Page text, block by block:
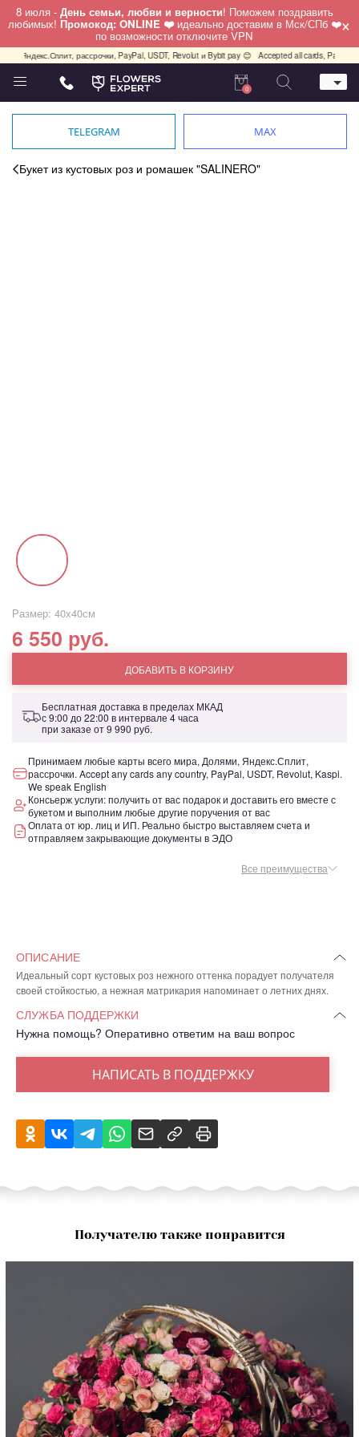
8 июля - День семьи, любви и верности! Поможем поздравить
любимых! Промокод: ONLINE ❤️ идеально доставим в Мск/СПб ❤️
по возможности отключите VPN ×
рассрочки, PayPal, USDT, Revolut и Bybit pay 😊 Accepted all cards, PayPal, USDT,
Телефон
+7 (495) 982-55-05
0
TELEGRAM MAX
Букет из кустовых роз и ромашек "SALINERO"
Размер: 40х40см
6 550 руб.
ДОБАВИТЬ В КОРЗИНУ
Бесплатная доставка в пределах МКАД
с 9:00 до 22:00 в интервале 4 часа
при заказе от9 990 руб.
Принимаем любые карты всего мира, Долями, Яндекс.Сплит,
рассрочки. Accept any cards any country, PayPal, USDT, Revolut, Kaspi.
We speak English
Консьерж услуги: получить от вас подарок и доставить его вместе с
букетом и выполним любые другие поручения от вас
Оплата от юр. лиц и ИП. Реально быстро выставляем счета и
отправляем закрывающие документы в ЭДО
Все преимущества
ОПИСАНИЕ
Идеальный сорт кустовых роз нежного оттенка порадует получателя
своей стойкостью, а нежная матрикария напоминает о летних днях.
СЛУЖБА ПОДДЕРЖКИ
Нужна помощь? Оперативно ответим на ваш вопрос
НАПИСАТЬ В ПОДДЕРЖКУ
Получателю также понравится